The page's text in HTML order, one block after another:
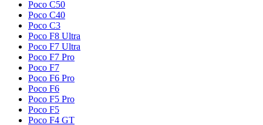
Poco C50
Poco C40
Poco C3
Poco F8 Ultra
Poco F7 Ultra
Poco F7 Pro
Poco F7
Poco F6 Pro
Poco F6
Poco F5 Pro
Poco F5
Poco F4 GT